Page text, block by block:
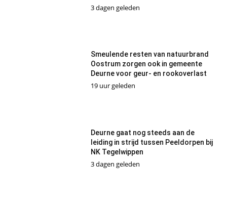
3 dagen geleden
Smeulende resten van natuurbrand
Oostrum zorgen ook in gemeente
Deurne voor geur- en rookoverlast
19 uur geleden
Deurne gaat nog steeds aan de
leiding in strijd tussen Peeldorpen bij
NK Tegelwippen
3 dagen geleden